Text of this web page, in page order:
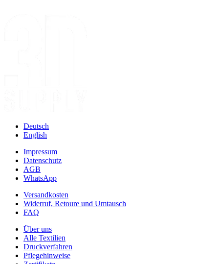
Deutsch
English
Impressum
Datenschutz
AGB
WhatsApp
Versandkosten
Widerruf, Retoure und Umtausch
FAQ
Über uns
Alle Textilien
Druckverfahren
Pflegehinweise